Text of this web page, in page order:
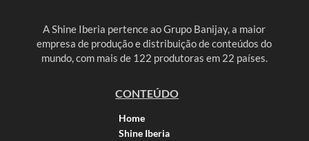
A Shine Iberia pertence ao Grupo Banijay, a maior
empresa de produção e distribuição de conteúdos do
mundo, com mais de 122 produtoras em 22 países.
CONTEÚDO
Home
Shine Iberia